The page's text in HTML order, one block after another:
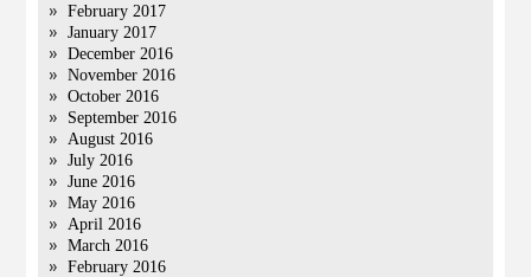
February 2017
January 2017
December 2016
November 2016
October 2016
September 2016
August 2016
July 2016
June 2016
May 2016
April 2016
March 2016
February 2016